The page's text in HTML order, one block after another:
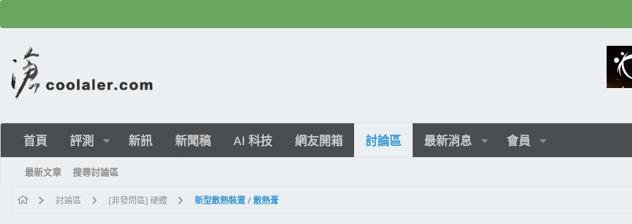
首頁 評測 新訊 新聞稿 AI 科技 網友開箱 討論區 最新消息 會員
最新文章 搜尋討論區
討論區 [非發問區] 硬體 新型散熱裝置 / 散熱膏